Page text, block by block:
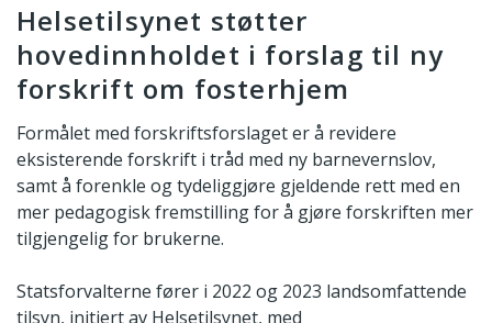
Helsetilsynet støtter
hovedinnholdet i forslag til ny
forskrift om fosterhjem
Formålet med forskriftsforslaget er å revidere
eksisterende forskrift i tråd med ny barnevernslov,
samt å forenkle og tydeliggjøre gjeldende rett med en
mer pedagogisk fremstilling for å gjøre forskriften mer
tilgjengelig for brukerne.
Statsforvalterne fører i 2022 og 2023 landsomfattende
tilsyn, initiert av Helsetilsynet, med